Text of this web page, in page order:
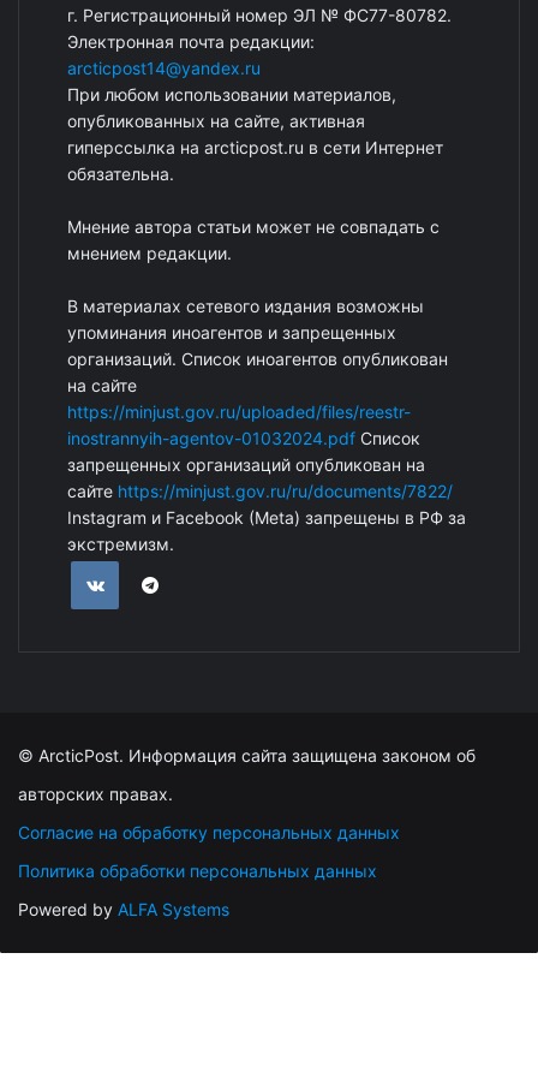
г. Регистрационный номер ЭЛ № ФС77-80782.
Электронная почта редакции:
arcticpost14@yandex.ru
При любом использовании материалов,
опубликованных на сайте, активная
гиперссылка на arcticpost.ru в сети Интернет
обязательна.
Мнение автора статьи может не совпадать с
мнением редакции.
В материалах сетевого издания возможны
упоминания иноагентов и запрещенных
организаций. Список иноагентов опубликован
на сайте
https://minjust.gov.ru/uploaded/files/reestr-
inostrannyih-agentov-01032024.pdf Список
запрещенных организаций опубликован на
сайте https://minjust.gov.ru/ru/documents/7822/
Instagram и Facebook (Metа) запрещены в РФ за
экстремизм.
© ArcticPost. Информация сайта защищена законом об
авторских правах.
Согласие на обработку персональных данных
Политика обработки персональных данных
Powered by ALFA Systems